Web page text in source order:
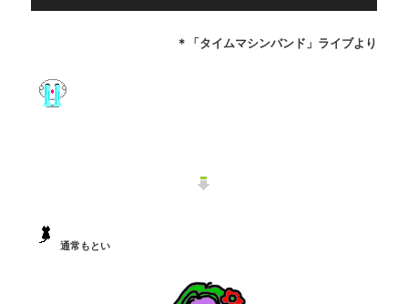
ー
＊「タイムマシンバンド」ライブより
通常もとい